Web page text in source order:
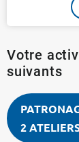
Votre
suivants
2